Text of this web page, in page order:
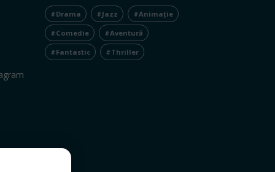
#Drama #Jazz #Animație
#Comedie #Aventură
#Fantastic #Thriller